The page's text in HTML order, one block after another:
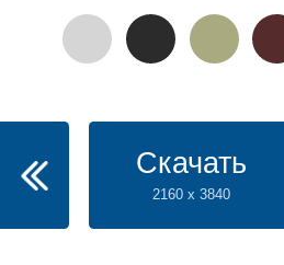
Скачать
2160 x 3840